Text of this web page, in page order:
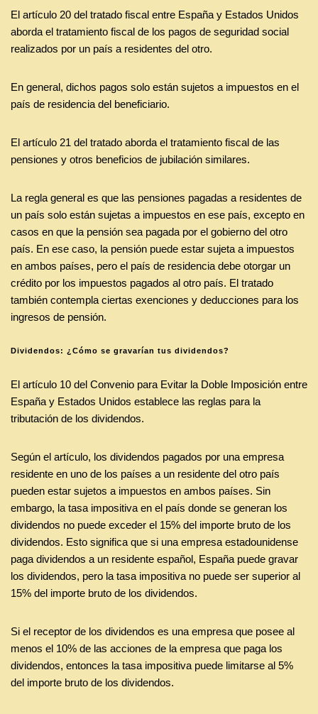
El artículo 20 del tratado fiscal entre España y Estados Unidos
aborda el tratamiento fiscal de los pagos de seguridad social
realizados por un país a residentes del otro.
En general, dichos pagos solo están sujetos a impuestos en el
país de residencia del beneficiario.
El artículo 21 del tratado aborda el tratamiento fiscal de las
pensiones y otros beneficios de jubilación similares.
La regla general es que las pensiones pagadas a residentes de
un país solo están sujetas a impuestos en ese país, excepto en
casos en que la pensión sea pagada por el gobierno del otro
país. En ese caso, la pensión puede estar sujeta a impuestos
en ambos países, pero el país de residencia debe otorgar un
crédito por los impuestos pagados al otro país. El tratado
también contempla ciertas exenciones y deducciones para los
ingresos de pensión.
Dividendos: ¿Cómo se gravarían tus dividendos?
El artículo 10 del Convenio para Evitar la Doble Imposición entre
España y Estados Unidos establece las reglas para la
tributación de los dividendos.
Según el artículo, los dividendos pagados por una empresa
residente en uno de los países a un residente del otro país
pueden estar sujetos a impuestos en ambos países. Sin
embargo, la tasa impositiva en el país donde se generan los
dividendos no puede exceder el 15% del importe bruto de los
dividendos. Esto significa que si una empresa estadounidense
paga dividendos a un residente español, España puede gravar
los dividendos, pero la tasa impositiva no puede ser superior al
15% del importe bruto de los dividendos.
Si el receptor de los dividendos es una empresa que posee al
menos el 10% de las acciones de la empresa que paga los
dividendos, entonces la tasa impositiva puede limitarse al 5%
del importe bruto de los dividendos.